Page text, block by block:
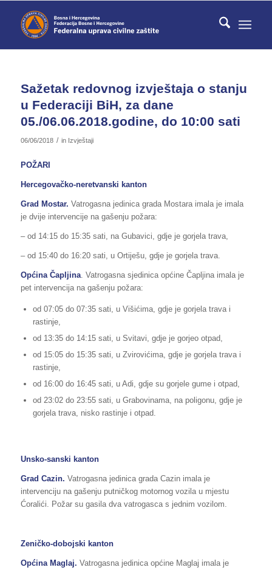
Sažetak redovnog izvještaja o stanju
u Federaciji BiH, za dane
05./06.06.2018.godine, do 10:00 sati
06/06/2018 / in Izvještaji
POŽARI
Hercegovačko-neretvanski kanton
Grad Mostar. Vatrogasna jedinica grada Mostara imala je imala
je dvije intervencije na gašenju požara:
– od 14:15 do 15:35 sati, na Gubavici, gdje je gorjela trava,
– od 15:40 do 16:20 sati, u Ortiješu, gdje je gorjela trava.
Općina Čapljina. Vatrogasna sjedinica općine Čapljina imala je
pet intervencija na gašenju požara:
od 07:05 do 07:35 sati, u Višićima, gdje je gorjela trava i
rastinje,
od 13:35 do 14:15 sati, u Svitavi, gdje je gorjeo otpad,
od 15:05 do 15:35 sati, u Zvirovićima, gdje je gorjela trava i
rastinje,
od 16:00 do 16:45 sati, u Adi, gdje su gorjele gume i otpad,
od 23:02 do 23:55 sati, u Grabovinama, na poligonu, gdje je
gorjela trava, nisko rastinje i otpad.
Unsko-sanski kanton
Grad Cazin. Vatrogasna jedinica grada Cazin imala je
intervenciju na gašenju putničkog motornog vozila u mjestu
Ćoralići. Požar su gasila dva vatrogasca s jednim vozilom.
Zeničko-dobojski kanton
Općina Maglaj. Vatrogasna jedinica općine Maglaj imala je